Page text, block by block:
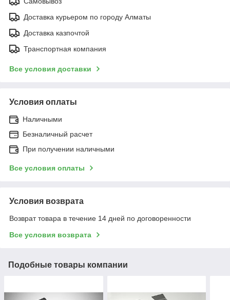
Доставка курьером по городу Алматы
Доставка казпочтой
Транспортная компания
Все условия доставки
Условия оплаты
Наличными
Безналичный расчет
При получении наличными
Все условия оплаты
Условия возврата
Возврат товара в течение 14 дней по договоренности
Все условия возврата
Подобные товары компании